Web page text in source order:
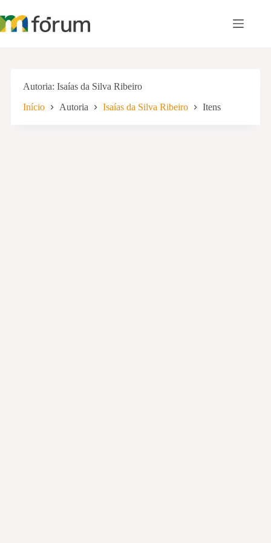
para
o
Autoria Isaías da Silva Ribeiro
Início Autoria Isaías da Silva Ribeiro Itens